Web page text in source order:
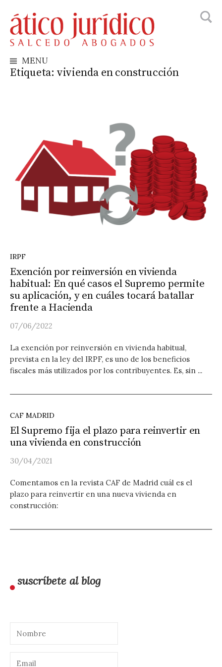
to
content
MENU
Etiqueta: vivienda en construcción
IRPF
Exención por reinversión en vivienda
habitual: En qué casos el Supremo permite
su aplicación, y en cuáles tocará batallar
frente a Hacienda
07/06/2022
La exención por reinversión en vivienda habitual,
prevista en la ley del IRPF, es uno de los beneficios
fiscales más utilizados por los contribuyentes. Es, sin ...
CAF MADRID
El Supremo fija el plazo para reinvertir en
una vivienda en construcción
30/04/2021
Comentamos en la revista CAF de Madrid cuál es el
plazo para reinvertir en una nueva vivienda en
construcción:
suscríbete al blog